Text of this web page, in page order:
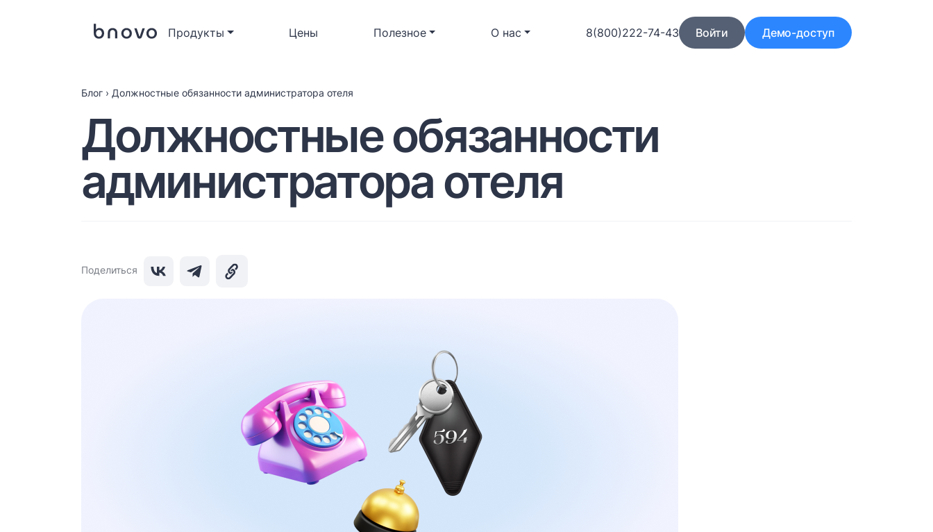
Продукты Цены Полезное О нас 8(800)222-74-43 Войти Демо-доступ
Блог › Должностные обязанности администратора отеля
Должностные обязанности
администратора отеля
Поделиться